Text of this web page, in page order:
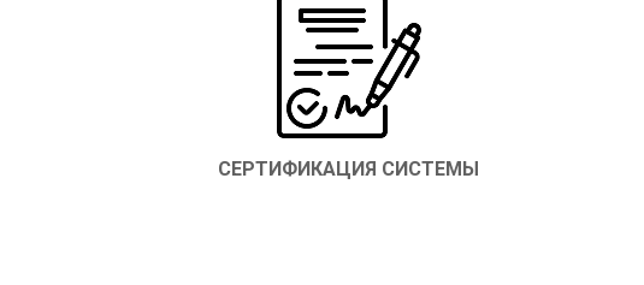
СЕРТИФИКАЦИЯ СИСТЕМЫ